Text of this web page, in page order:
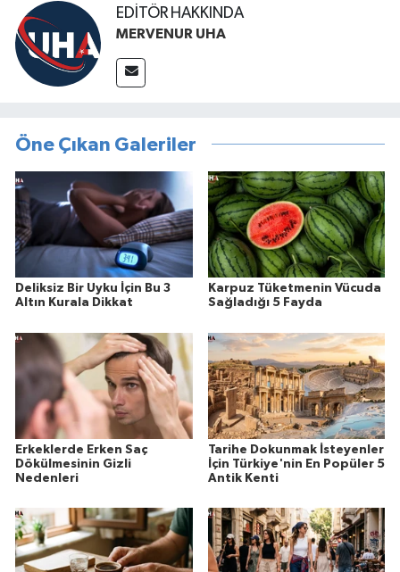
EDITÖR HAKKINDA
MERVENUR UHA
Öne Çıkan Galeriler
Deliksiz Bir Uyku İçin Bu 3
Altın Kurala Dikkat
Karpuz Tüketmenin Vücuda
Sağladığı 5 Fayda
Erkeklerde Erken Saç
Dökülmesinin Gizli
Nedenleri
Tarihe Dokunmak İsteyenler
İçin Türkiye'nin En Popüler 5
Antik Kenti